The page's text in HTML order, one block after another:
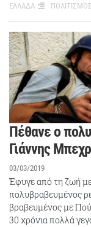
ΕΛΛΑΔΑ ΠΟΛΙΤΙΣΜΟΣ
Πέθανε ο
Γιάννης
03/03/2019
Έφυγε από τη ζωή
πολυβραβευμένος
βραβευμένος με
30 χρόνια πολλά